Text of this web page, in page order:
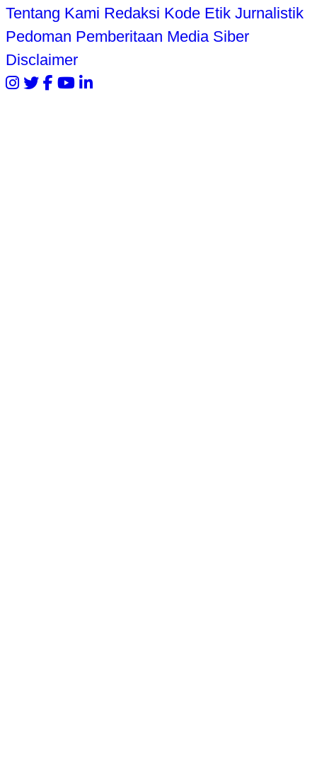
Tentang Kami Redaksi Kode Etik Jurnalistik
Pedoman Pemberitaan Media Siber
Disclaimer